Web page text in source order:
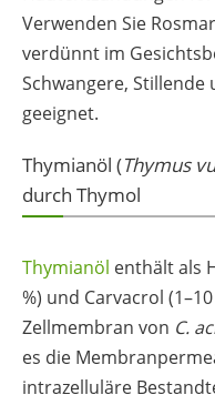
Verwenden Sie
verdünnt im
Schwangere, Stillende
geeignet.
Thymianöl (Thymus
durch Thymol
Thymianöl enthält als
%) und Carvacrol
Zellmembran von C.
es die
intrazelluläre